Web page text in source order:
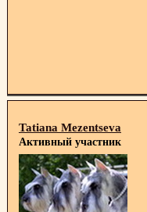
Tatiana Mezentseva
Активный участник